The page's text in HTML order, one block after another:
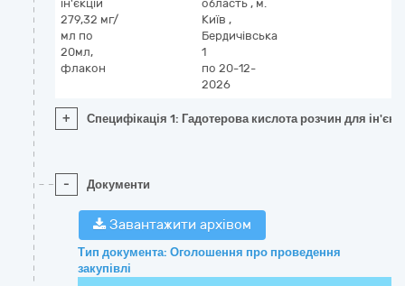
ін'єкцій
279,32 мг/
мл по
20мл,
флакон
область , м.
Київ ,
Бердичівська
1
по 20-12-
2026
+ Специфікація 1: Гадотерова кислота розчин для
- Документи
Завантажити архівом
Тип документа: Оголошення про проведення
закупівлі